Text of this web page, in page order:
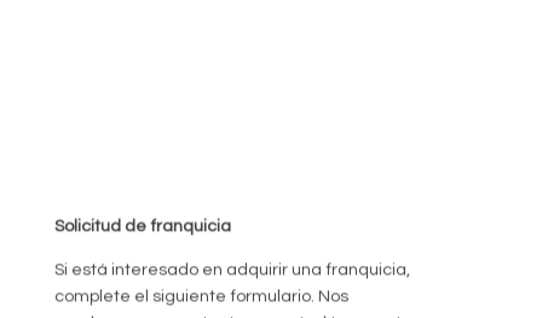
Solicitud de franquicia
Si está interesado en adquirir una franquicia,
complete el siguiente formulario. Nos